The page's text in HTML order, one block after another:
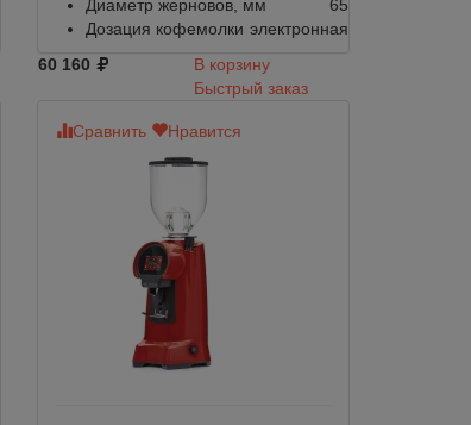
Диаметр жерновов, мм
65
Дозация кофемолки электронная
60 160
В корзину
Быстрый заказ
Сравнить Нравится